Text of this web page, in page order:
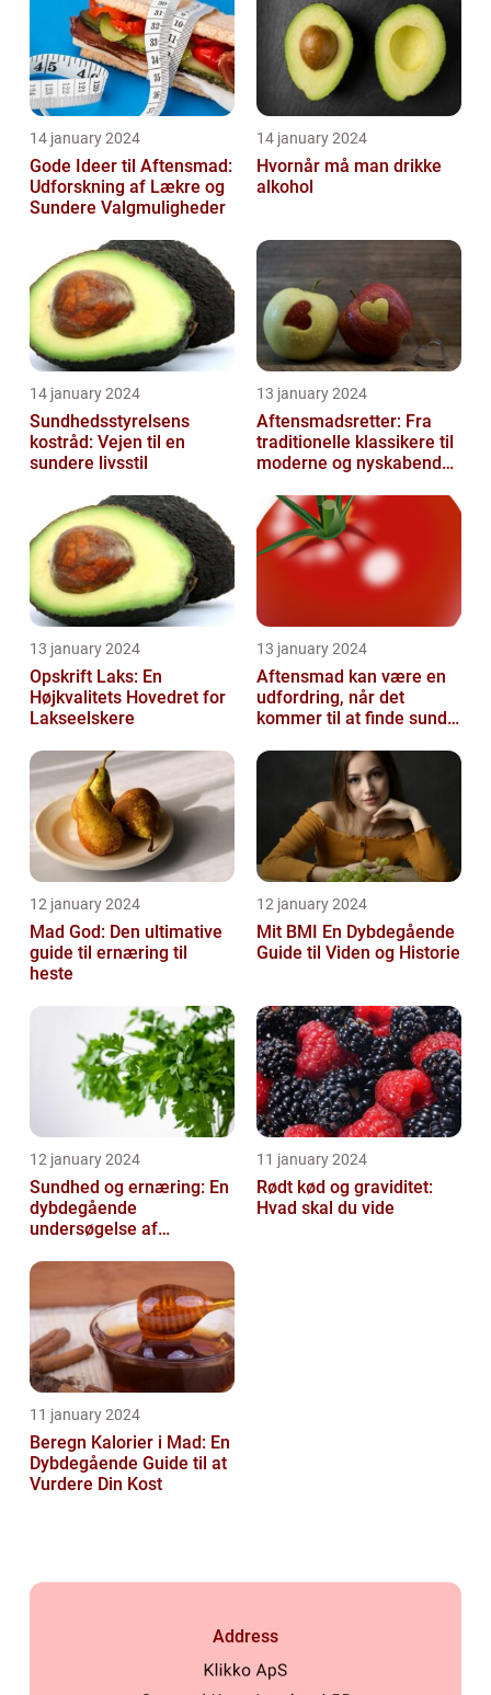
14 january 2024
Gode Ideer til Aftensmad:
Udforskning af Lækre og
Sundere Valgmuligheder
14 january 2024
Hvornår må man drikke
alkohol
14 january 2024
Sundhedsstyrelsens
kostråd: Vejen til en
sundere livsstil
13 january 2024
Aftensmadsretter: Fra
traditionelle klassikere til
moderne og nyskabende
13 january 2024
Opskrift Laks: En
Højkvalitets Hovedret for
Lakseelskere
13 january 2024
Aftensmad kan være en
udfordring, når det
kommer til at finde sunde
samtidi...
12 january 2024
Mad God: Den ultimative
guide til ernæring til
heste
12 january 2024
Mit BMI En Dybdegående
Guide til Viden og Historie
12 january 2024
Sundhed og ernæring: En
dybdegående
undersøgelse af
helbred og den rigtige
11 january 2024
Rødt kød og graviditet:
Hvad skal du vide
11 january 2024
Beregn Kalorier i Mad: En
Dybdegående Guide til at
Vurdere Din Kost
Address